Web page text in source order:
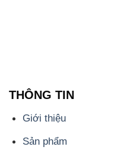
THÔNG TIN
Giới thiệu
Sản phẩm